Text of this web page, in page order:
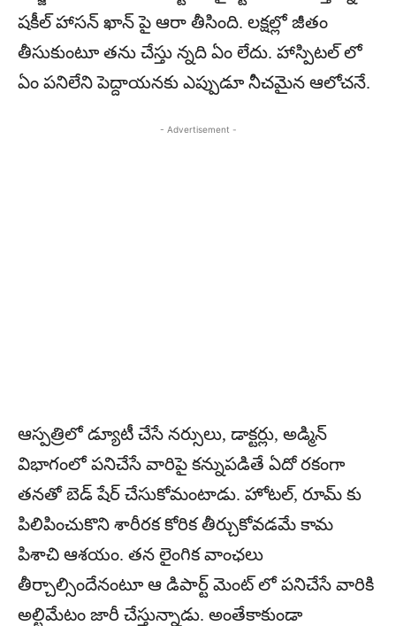
షకీల్‌ హాసన్‌ ఖాన్‌ పై ఆరా తీసింది. లక్షల్లో జీతం
తీసుకుంటూ తను చేస్తు న్నది ఏం లేదు. హాస్పిటల్‌ లో
ఏం పనిలేని పెద్దాయనకు ఎప్పుడూ నీచమైన ఆలోచనే.
- Advertisement -
ఆస్పత్రిలో డ్యూటీ చేసే నర్సులు, డాక్టర్లు, అడ్మిన్‌
విభాగంలో పనిచేసే వారిపై కన్నుపడితే ఏదో రకంగా
తనతో బెడ్‌ షేర్‌ చేసుకోమంటాడు. హోటల్‌, రూమ్‌ కు
పిలిపించుకొని శారీరక కోరిక తీర్చుకోవడమే కామ
పిశాచి ఆశయం. తన లైంగిక వాంఛలు
తీర్చాల్సిందేనంటూ ఆ డిపార్ట్‌ మెంట్‌ లో పనిచేసే వారికి
అల్టిమేటం జారీ చేస్తున్నాడు. అంతేకాకుండా